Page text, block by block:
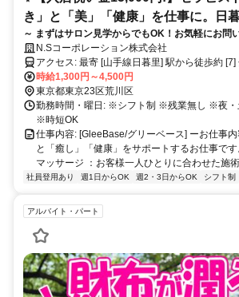
き」と「美」「健康」を仕事に。日
イナーズサロンで輝きませんか?✨
～ まずはサロン見学からでもOK！お気軽にお
Google口コミ・ホットペッパービューティーでも
客様に愛されるサロンです。
N.Sコーポレーション株式会社
アクセス: 最寄 [山手線日暮里] 駅から徒歩約 [7] 分 三河島駅から、徒
歩3分
時給1,300円～4,500円
東京都東京23区荒川区
勤務時間・曜日: ※シフト制 ※残業無し ※夜・
※時短OK
仕事内容: [GleeBase/グリーベース] ーお仕事内
と「癒し」「健康」をサポートするお仕事です
マッサージ ：お客様一人ひとりに合わせた施術
社員登用あり 週1日からOK 週2・3日からOK シフト制
アルバイト・パート